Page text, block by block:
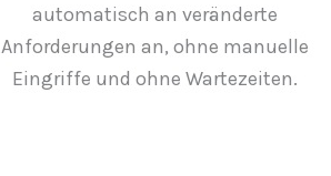
automatisch an veränderte
Anforderungen an, ohne manuelle
Eingriffe und ohne Wartezeiten.